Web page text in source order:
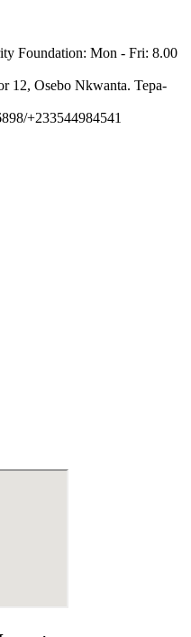
Foundation: Mon - Fri: 8.00
12, Osebo Nkwanta. Tepa-
+233544984541